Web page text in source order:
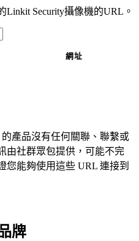
Security攝像機的URL。
網址
的產品沒有任何關聯、聯繫或
由社群眾包提供，可能不完
您能夠使用這些 URL 連接到
牌